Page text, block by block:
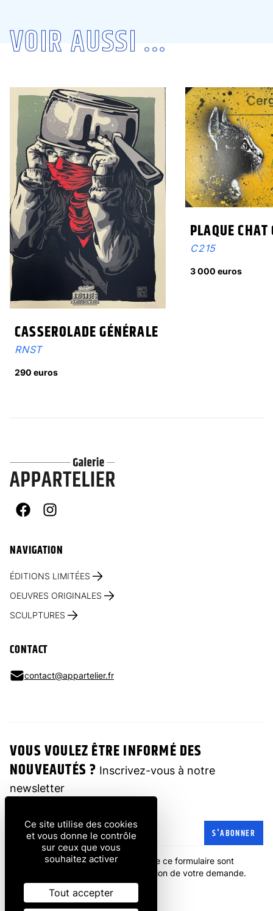
VOIR AUSSI ...
CASSEROLADE GÉNÉRALE
RNST
290 euros
PLAQUE CHAT
C215
3 000 euros
FacebookInstagram
NAVIGATION
ÉDITIONS LIMITÉES
OEUVRES ORIGINALES
SCULPTURES
CONTACT
contact@appartelier.fr
VOUS VOULEZ ÊTRE INFORMÉ DES
NOUVEAUTÉS ? Inscrivez-vous à notre
newsletter
Adresse e-mail S'ABONNER
Les informations recueillies à partir de ce formulaire sont
transmises à l'entreprise pour la gestion de votre demande.
politique de confidentialité.
Ce site utilise des cookies
et vous donne le contrôle
sur ceux que vous
souhaitez activer
Tout accepter